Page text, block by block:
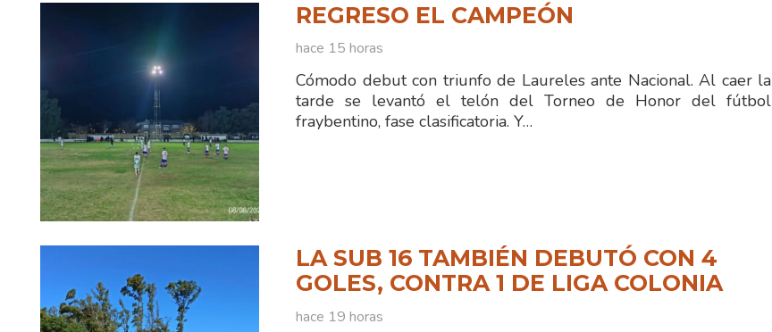
REGRESO EL CAMPEÓN
hace 15 horas
Cómodo debut con triunfo de Laureles ante Nacional. Al caer la
tarde se levantó el telón del Torneo de Honor del fútbol
fraybentino, fase clasificatoria. Y…
LA SUB 16 TAMBIÉN DEBUTÓ CON 4
GOLES, CONTRA 1 DE LIGA COLONIA
hace 19 horas